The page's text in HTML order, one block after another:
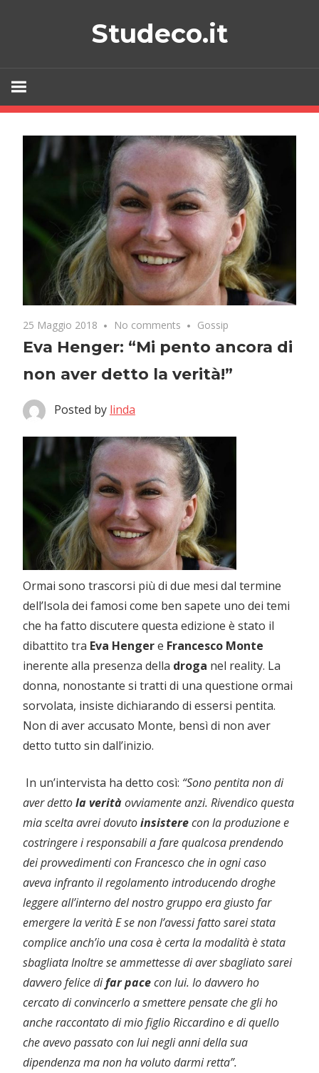
Studeco.it
25 Maggio 2018 No comments Gossip
Eva Henger: “Mi pento ancora di
non aver detto la verità!”
Posted by linda
Ormai sono trascorsi più di due mesi dal termine
dell’Isola dei famosi come ben sapete uno dei temi
che ha fatto discutere questa edizione è stato il
dibattito tra Eva Hengere Francesco Monte
inerente alla presenza della droga nel reality. La
donna, nonostante si tratti di una questione ormai
sorvolata, insiste dichiarando di essersi pentita.
Non di aver accusato Monte, bensì di non aver
detto tutto sin dall’inizio.
In un’intervista ha detto così: “Sono pentita non di
aver dettola veritàovviamente anzi. Rivendico questa
mia scelta avrei dovutoinsisterecon la produzione e
costringere i responsabili a fare qualcosa prendendo
dei provvedimenti con Francesco che in ogni caso
aveva infranto il regolamento introducendo droghe
leggere all’interno del nostro gruppo era giusto far
emergere la verità E se non l’avessi fatto sarei stata
complice anch’io una cosa è certa la modalità è stata
sbagliata Inoltre se ammettesse di aver sbagliato sarei
davvero felice difar pacecon lui. Io davvero ho
cercato di convincerlo a smettere pensate che gli ho
anche raccontato di mio figlio Riccardino e di quello
che avevo passato con lui negli anni della sua
dipendenza ma non ha voluto darmi retta”.